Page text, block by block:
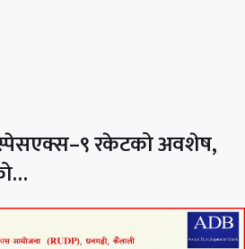
स्पेसएक्स–९ रकेटको अवशेष,